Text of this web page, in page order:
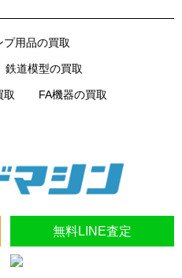
無料LINE査定
プ用品の買取
鉄道模型の買取
取 FA機器の買取